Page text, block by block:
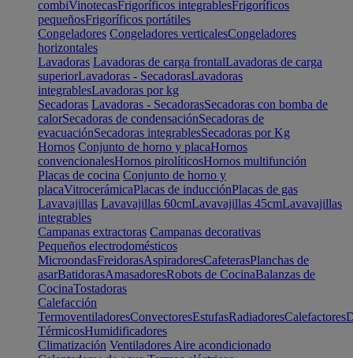
combiVinotecasFrigoríficos integrablesFrigoríficos
pequeñosFrigoríficos portátiles
Congeladores Congeladores verticalesCongeladores
horizontales
Lavadoras Lavadoras de carga frontalLavadoras de carga
superiorLavadoras - SecadorasLavadoras
integrablesLavadoras por kg
Secadoras Lavadoras - SecadorasSecadoras con bomba de
calorSecadoras de condensaciónSecadoras de
evacuaciónSecadoras integrablesSecadoras por Kg
Hornos Conjunto de horno y placaHornos
convencionalesHornos pirolíticosHornos multifunción
Placas de cocina Conjunto de horno y
placaVitrocerámicaPlacas de inducciónPlacas de gas
Lavavajillas Lavavajillas 60cmLavavajillas 45cmLavavajillas
integrables
Campanas extractoras Campanas decorativas
Pequeños electrodomésticos
MicroondasFreidorasAspiradoresCafeterasPlanchas de
asarBatidorasAmasadoresRobots de CocinaBalanzas de
CocinaTostadoras
Calefacción
TermoventiladoresConvectoresEstufasRadiadoresCalefactores
TérmicosHumidificadores
Climatización Ventiladores Aire acondicionado